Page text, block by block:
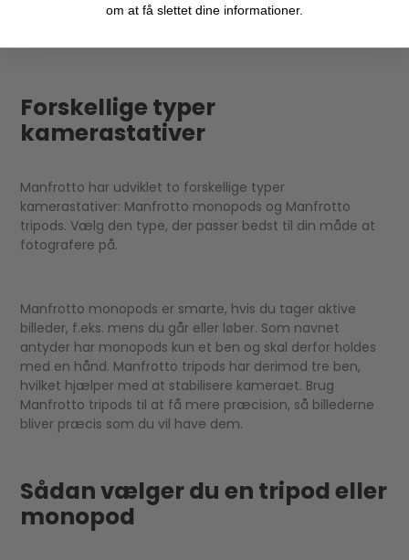
Forskellige typer
kamerastativer
Manfrotto har udviklet to forskellige typer
kamerastativer: Manfrotto monopods og Manfrotto
tripods. Vælg den type, der passer bedst til din måde at
fotografere på.
Manfrotto monopods er smarte, hvis du tager aktive
billeder, f.eks. mens du går eller løber. Som navnet
antyder har monopods kun et ben og skal derfor holdes
med en hånd. Manfrotto tripods har derimod tre ben,
hvilket hjælper med at stabilisere kameraet. Brug
Manfrotto tripods til at få mere præcision, så billederne
bliver præcis som du vil have dem.
Sådan vælger du en tripod eller
monopod
om at få slettet dine informationer.